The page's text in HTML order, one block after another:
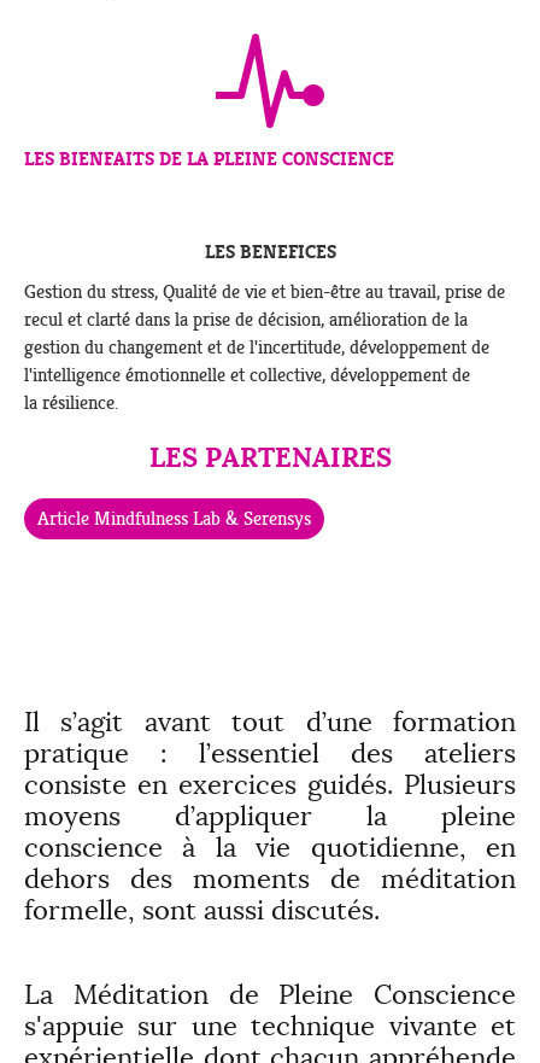
LES BIENFAITS DE LA PLEINE CONSCIENCE
LES BENEFICES
Gestion du stress, Qualité de vie et bien-être au travail, prise de
recul et clarté dans la prise de décision, amélioration de la
gestion du changement et de l'incertitude, développement de
l'intelligence émotionnelle et collective, développement de
la résilience.
LES PARTENAIRES
Article Mindfulness Lab & Serensys
Il s’agit avant tout d’une formation
pratique : l’essentiel des ateliers
consiste en exercices guidés. Plusieurs
moyens d’appliquer la pleine
conscience à la vie quotidienne, en
dehors des moments de méditation
formelle, sont aussi discutés.
La Méditation de Pleine Conscience
s'appuie sur une technique vivante et